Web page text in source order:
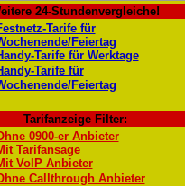
24-Stundenvergleiche!
Tarife für
Feiertag
Tarife für Werktage
Tarife für
Feiertag
Tarifanzeige Filter:
0900-er Anbieter
Tarifansage
VoIP Anbieter
Callthrough Anbieter